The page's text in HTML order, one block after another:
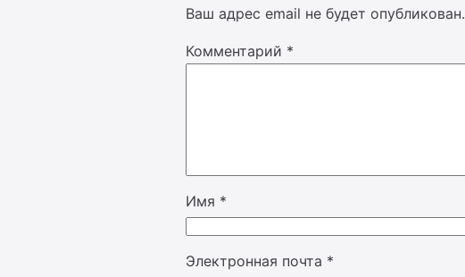
Ваш адрес email не будет опубликован.
Комментарий *
Имя *
Электронная почта *